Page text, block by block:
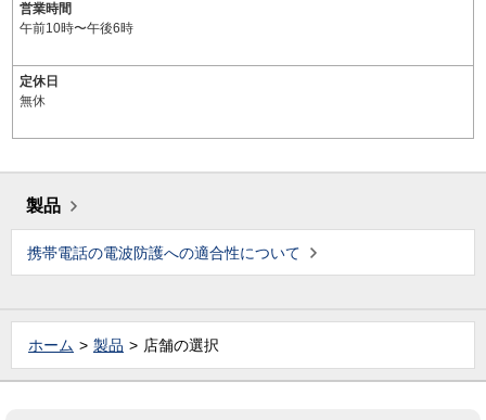
営業時間
午前10時〜午後6時
定休日
無休
製品
携帯電話の電波防護への適合性について
ホーム 製品 店舗の選択